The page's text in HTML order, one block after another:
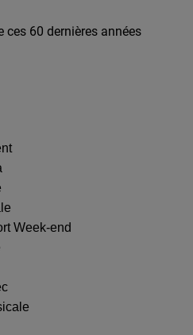
ces 60 dernières années
Week-end